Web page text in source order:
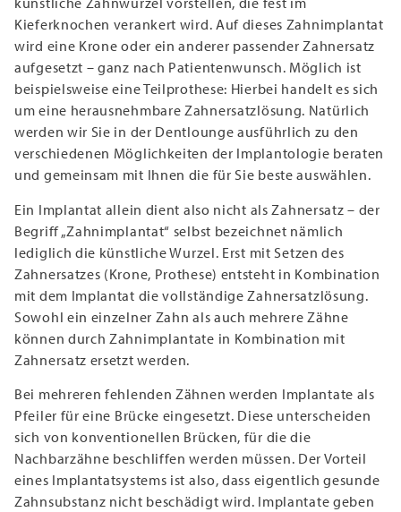
Kieferknochen verankert wird. Auf dieses Zahnimplantat
wird eine Krone oder ein anderer passender Zahnersatz
aufgesetzt – ganz nach Patientenwunsch. Möglich ist
beispielsweise eine Teilprothese: Hierbei handelt es sich
um eine herausnehmbare Zahnersatzlösung. Natürlich
werden wir Sie in der Dentlounge ausführlich zu den
verschiedenen Möglichkeiten der Implantologie beraten
und gemeinsam mit Ihnen die für Sie beste auswählen.
Ein Implantat allein dient also nicht als Zahnersatz – der
Begriff „Zahnimplantat“ selbst bezeichnet nämlich
lediglich die künstliche Wurzel. Erst mit Setzen des
Zahnersatzes (Krone, Prothese) entsteht in Kombination
mit dem Implantat die vollständige Zahnersatzlösung.
Sowohl ein einzelner Zahn als auch mehrere Zähne
können durch Zahnimplantate in Kombination mit
Zahnersatz ersetzt werden.
Bei mehreren fehlenden Zähnen werden Implantate als
Pfeiler für eine Brücke eingesetzt. Diese unterscheiden
sich von konventionellen Brücken, für die die
Nachbarzähne beschliffen werden müssen. Der Vorteil
eines Implantatsystems ist also, dass eigentlich gesunde
Zahnsubstanz nicht beschädigt wird. Implantate geben